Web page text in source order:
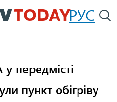
Перейти
до
РУС
передмісті
пункт обігріву